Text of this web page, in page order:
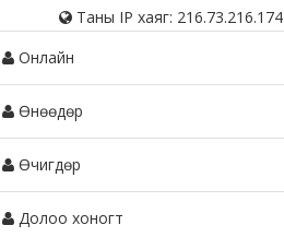
Таны IP хаяг: 216.73.216.174
Онлайн
Өнөөдөр
Өчигдөр
Долоо хоногт